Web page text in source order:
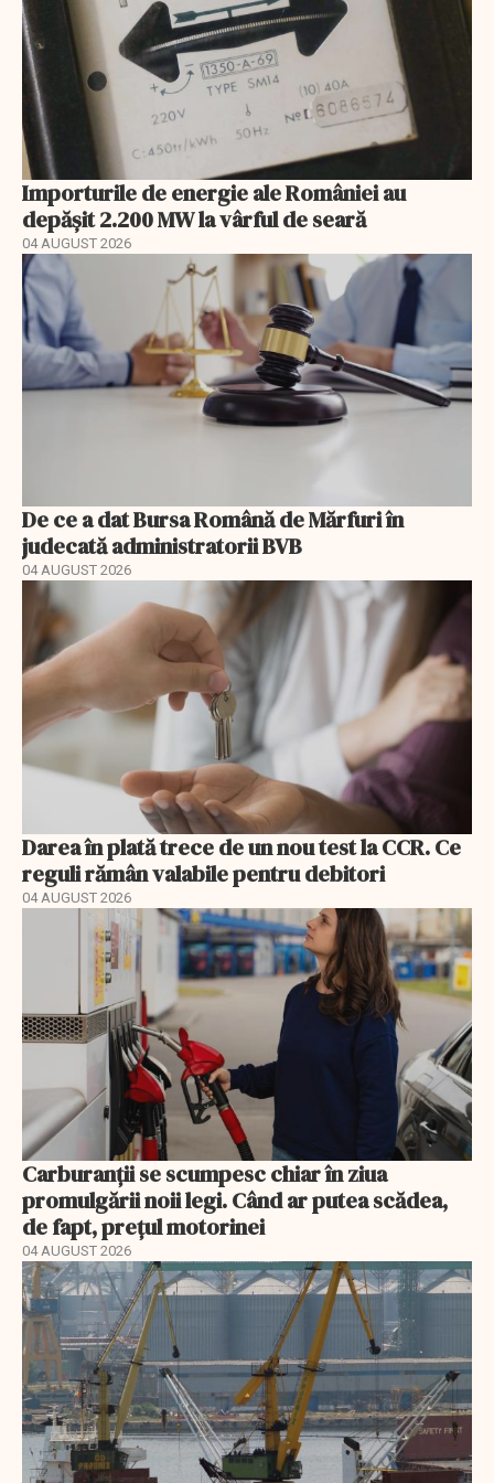
Importurile de energie ale României au
depășit 2.200 MW la vârful de seară
04 AUGUST 2026
De ce a dat Bursa Română de Mărfuri în
judecată administratorii BVB
04 AUGUST 2026
Darea în plată trece de un nou test la CCR. Ce
reguli rămân valabile pentru debitori
04 AUGUST 2026
Carburanții se scumpesc chiar în ziua
promulgării noii legi. Când ar putea scădea,
de fapt, prețul motorinei
04 AUGUST 2026